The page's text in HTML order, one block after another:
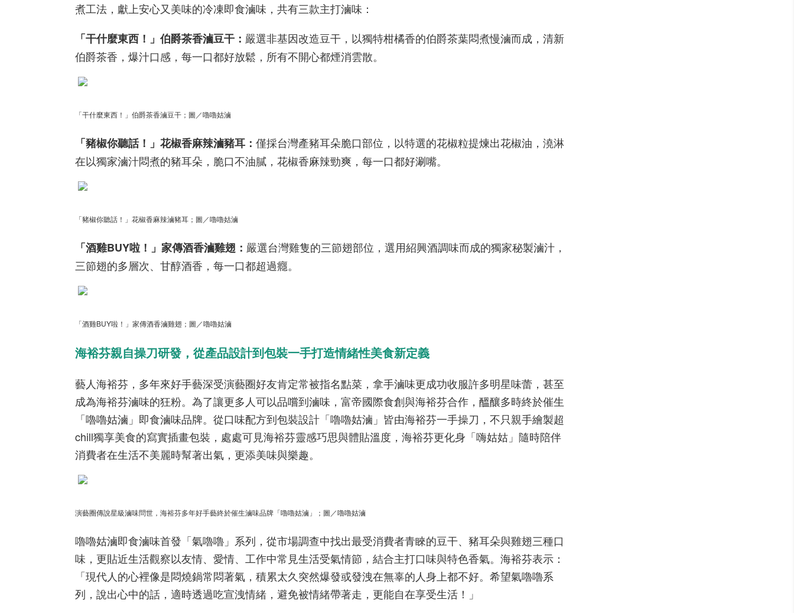
煮工法，獻上安心又美味的冷凍即食滷味，共有三款主打滷味：
「干什麼東西！」伯爵茶香滷豆干： 嚴選非基因改造豆干，以獨特柑橘香的伯爵茶葉悶煮慢滷而成，清新
伯爵茶香，爆汁口感，每一口都好放鬆，所有不開心都煙消雲散。
「干什麼東西！」伯爵茶香滷豆干；圖／嚕嚕姑滷
「豬椒你聽話！」花椒香麻辣滷豬耳： 僅採台灣產豬耳朵脆口部位，以特選的花椒粒提煉出花椒油，澆淋
在以獨家滷汁悶煮的豬耳朵，脆口不油膩，花椒香麻辣勁爽，每一口都好涮嘴。
「豬椒你聽話！」花椒香麻辣滷豬耳；圖／嚕嚕姑滷
「酒雞BUY啦！」家傳酒香滷雞翅： 嚴選台灣雞隻的三節翅部位，選用紹興酒調味而成的獨家秘製滷汁，
三節翅的多層次、甘醇酒香，每一口都超過癮。
「酒雞BUY啦！」家傳酒香滷雞翅；圖／嚕嚕姑滷
海裕芬親自操刀研發，從產品設計到包裝一手打造情緒性美食新定義
藝人海裕芬，多年來好手藝深受演藝圈好友肯定常被指名點菜，拿手滷味更成功收服許多明星味蕾，甚至
成為海裕芬滷味的狂粉。為了讓更多人可以品嚐到滷味，富帝國際食創與海裕芬合作，醞釀多時終於催生
「嚕嚕姑滷」即食滷味品牌。從口味配方到包裝設計「嚕嚕姑滷」皆由海裕芬一手操刀，不只親手繪製超
chill獨享美食的寫實插畫包裝，處處可見海裕芬靈感巧思與體貼溫度，海裕芬更化身「嗨姑姑」隨時陪伴
消費者在生活不美麗時幫著出氣，更添美味與樂趣。
演藝圈傳說星級滷味問世，海裕芬多年好手藝終於催生滷味品牌「嚕嚕姑滷」；圖／嚕嚕姑滷
嚕嚕姑滷即食滷味首發「氣嚕嚕」系列，從市場調查中找出最受消費者青睞的豆干、豬耳朵與雞翅三種口
味，更貼近生活觀察以友情、愛情、工作中常見生活受氣情節，結合主打口味與特色香氣。海裕芬表示：
「現代人的心裡像是悶燒鍋常悶著氣，積累太久突然爆發或發洩在無辜的人身上都不好。希望氣嚕嚕系
列，說出心中的話，適時透過吃宣洩情緒，避免被情緒帶著走，更能自在享受生活！」